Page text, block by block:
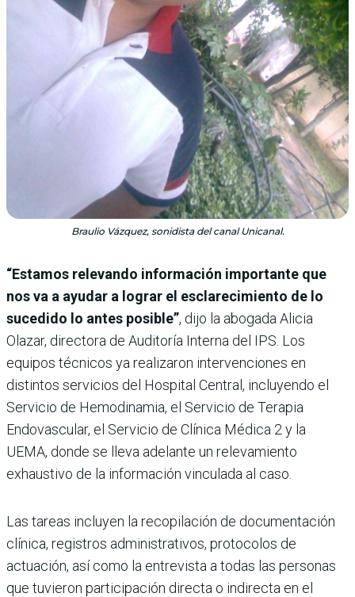
Braulio Vázquez, sonidista del canal Unicanal.
“Estamos relevando información importante que
nos va a ayudar a lograr el esclarecimiento de lo
sucedido lo antes posible”, dijo la abogada Alicia
Olazar, directora de Auditoría Interna del IPS. Los
equipos técnicos ya realizaron intervenciones en
distintos servicios del Hospital Central, incluyendo el
Servicio de Hemodinamia, el Servicio de Terapia
Endovascular, el Servicio de Clínica Médica 2 y la
UEMA, donde se lleva adelante un relevamiento
exhaustivo de la información vinculada al caso.
Las tareas incluyen la recopilación de documentación
clínica, registros administrativos, protocolos de
actuación, así como la entrevista a todas las personas
que tuvieron participación directa o indirecta en el